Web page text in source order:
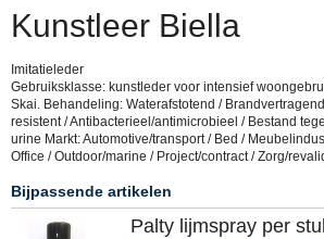
Kunstleer Biella
Imitatieleder
Gebruiksklasse: kunstleder voor intensief
Skai. Behandeling: Waterafstotend /
resistent / Antibacterieel/antimicrobieel / Bestand
urine Markt: Automotive/transport / Bed /
Office / Outdoor/marine / Project/contract / Zorg/
Bijpassende artikelen
Palty lijmspray per